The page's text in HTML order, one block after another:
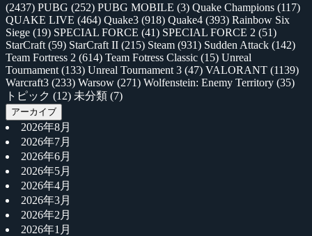
(2437) PUBG (252) PUBG MOBILE (3) Quake Champions (117)
QUAKE LIVE (464) Quake3 (918) Quake4 (393) Rainbow Six
Siege (19) SPECIAL FORCE (41) SPECIAL FORCE 2 (51)
StarCraft (59) StarCraft II (215) Steam (931) Sudden Attack (142)
Team Fortress 2 (614) Team Fotress Classic (15) Unreal
Tournament (133) Unreal Tournament 3 (47) VALORANT (1139)
Warcraft3 (233) Warsow (271) Wolfenstein: Enemy Territory (35)
トピック (12) 未分類 (7)
アーカイブ
2026年8月
2026年7月
2026年6月
2026年5月
2026年4月
2026年3月
2026年2月
2026年1月